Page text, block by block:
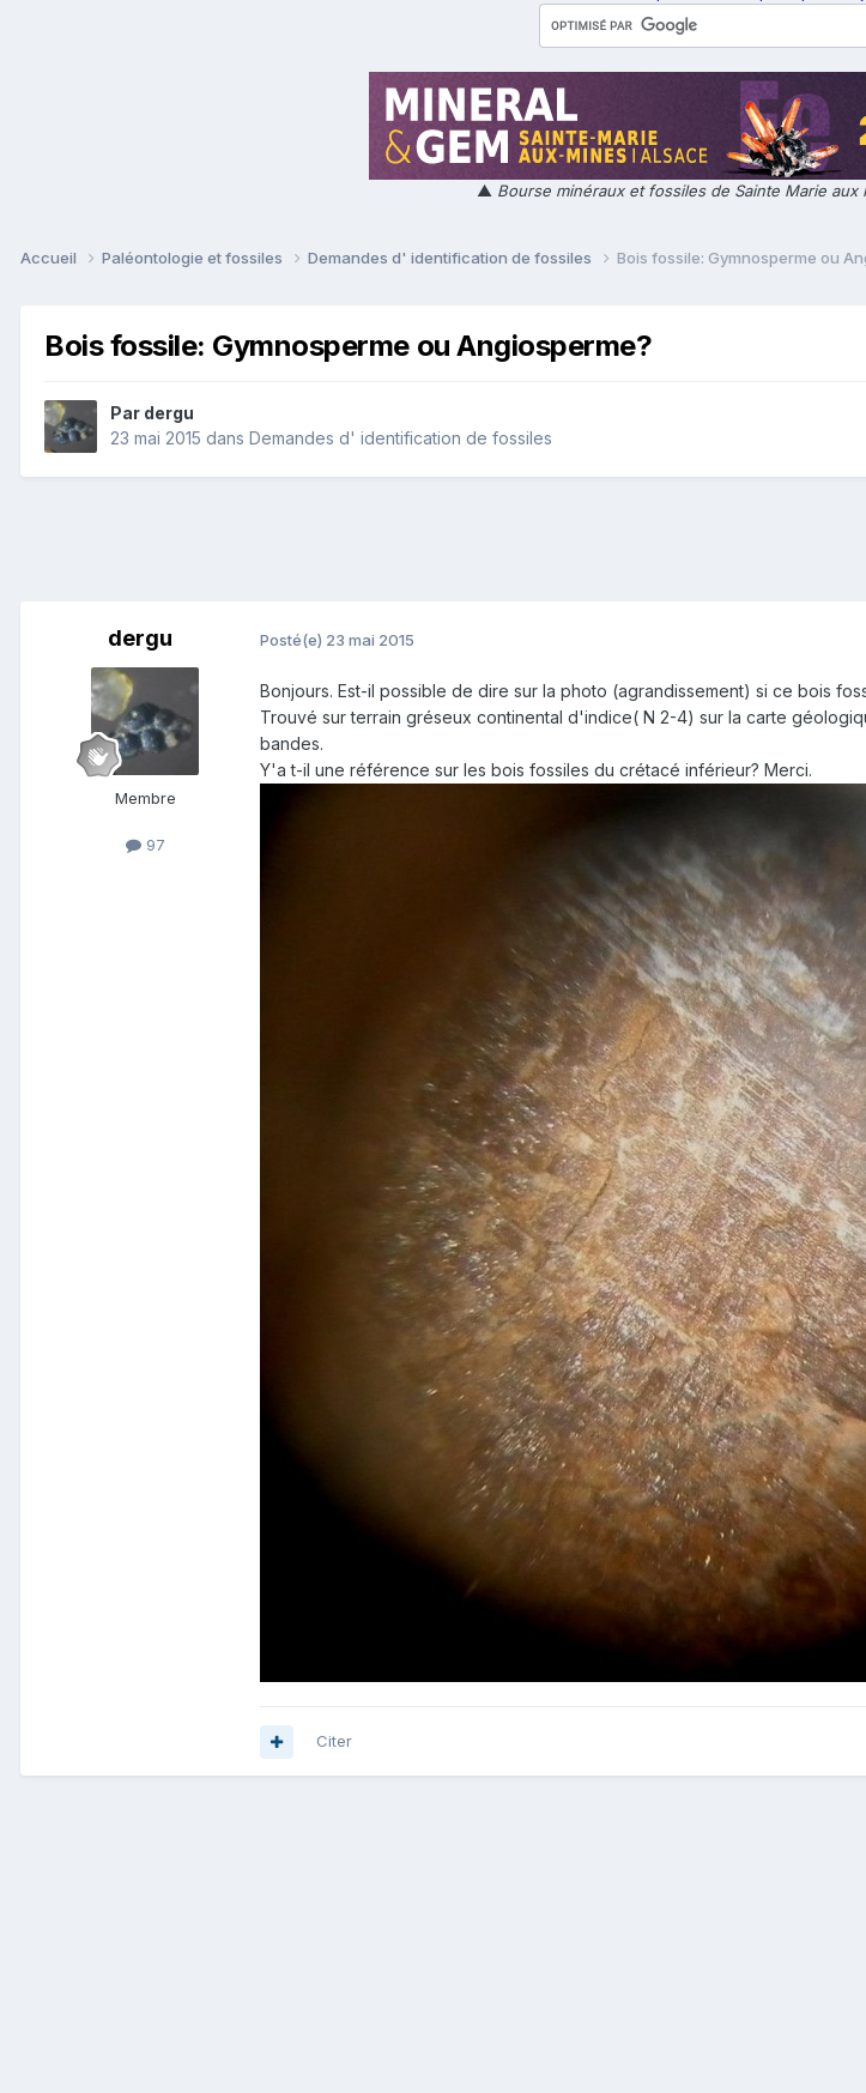
▲ Bourse minéraux et fossiles de Sainte Marie
Accueil Paléontologie et fossiles Demandes d' identification de fossiles Bois fossile: Gymnosperme ou
Bois fossile: Gymnosperme ou Angiosperme?
Par dergu
23 mai 2015 dans Demandes d' identification de fossiles
dergu
Membre
97
Posté(e) 23 mai 2015
Bonjours. Est-il possible de dire sur la photo (agrandissement) si ce bois
Trouvé sur terrain gréseux continental d'indice( N 2-4) sur la carte
bandes.
Y'a t-il une référence sur les bois fossiles du crétacé inférieur? Merci.
Citer